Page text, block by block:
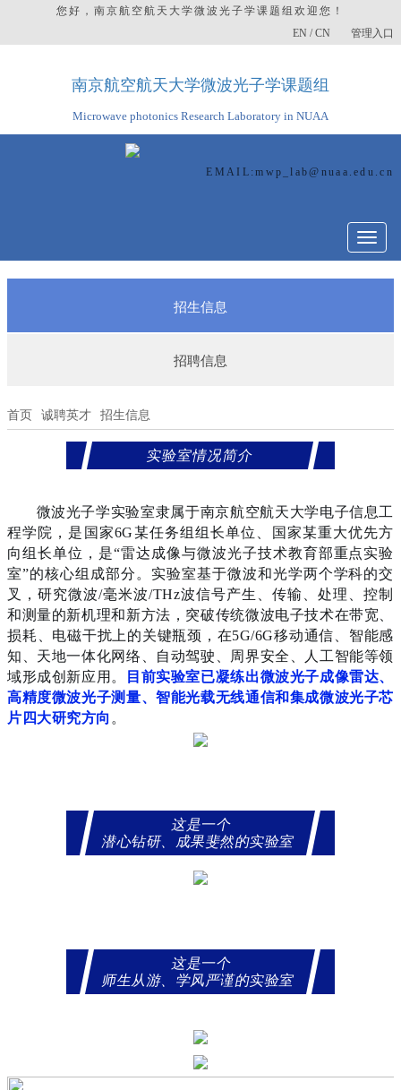
您好，南京航空航天大学微波光子学课题组欢迎您！
EN /CN 管理入口
南京航空航天大学微波光子学课题组
Microwave photonics Research Laboratory in NUAA
EMAIL:mwp_lab@nuaa.edu.cn
切
换
导
招生信息
招聘信息
首页 诚聘英才 招生信息
实验室情况简介
微波光子学实验室隶属于南京航空航天大学电子信息工
程学院，是国家6G某任务组组长单位、国家某重大优先方
向组长单位，是“雷达成像与微波光子技术教育部重点实验
室”的核心组成部分。实验室基于微波和光学两个学科的交
叉，研究微波/毫米波/THz波信号产生、传输、处理、控制
和测量的新机理和新方法，突破传统微波电子技术在带宽、
损耗、电磁干扰上的关键瓶颈，在5G/6G移动通信、智能感
知、天地一体化网络、自动驾驶、周界安全、人工智能等领
域形成创新应用。
目前实验室已凝练出微波光子成像雷达、
高精度微波光子测量、智能光载无线通信和集成微波光子芯
片四大研究方向 。
这是一个
潜心钻研、成果斐然的实验室
这是一个
师生从游、学风严谨的实验室